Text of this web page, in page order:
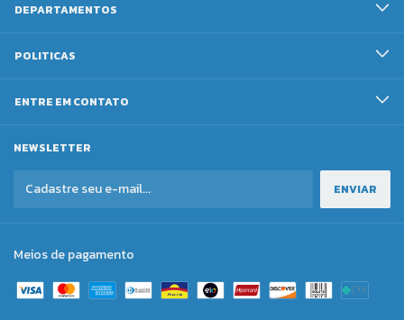
DEPARTAMENTOS
POLITICAS
ENTRE EM CONTATO
NEWSLETTER
Meios de pagamento